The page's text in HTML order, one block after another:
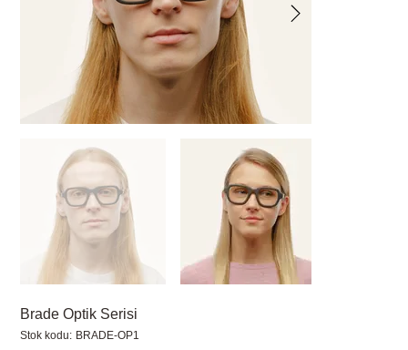
Brade Optik Serisi
Stok kodu: Stok
BRADE-OP1